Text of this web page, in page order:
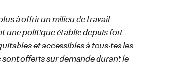
à offrir un milieu de travail
une politique établie depuis fort
et accessibles à tous·tes les
sont offerts sur demande durant le